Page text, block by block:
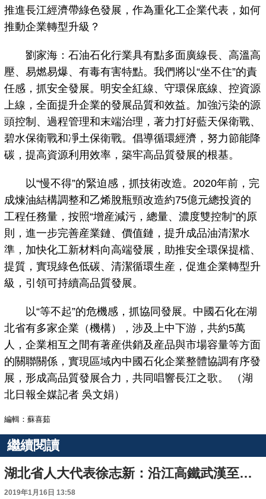
推進長江經濟帶綠色發展，作為重化工企業代表，如何
推動企業轉型升級？
劉家海：石油石化行業具有點多面廣線長、高溫高
壓、易燃易爆、有毒有害特點。我們將以“坐不住”的責
任感，抓安全發展。明安全紅線、守環保底線、控資源
上線，全面提升企業的發展品質和效益。加強污染的源
頭控制、過程管理和末端治理，著力打好藍天保衛戰、
碧水保衛戰和凈土保衛戰。倡導循環經濟，努力節能降
碳，提高資源利用效率，築牢高品質發展的根基。
以“慢不得”的緊迫感，抓技術改造。2020年前，完
成煉油結構調整和乙烯脫瓶頸改造約75億元總投資的
工程任務量，按照“增産減污，總量、濃度雙控制”的原
則，進一步完善産業鏈、價值鏈，提升成品油清潔水
準，加快化工新材料向高端發展，助推安全環保提檔、
提質，實現綠色低碳、清潔循環生産，促進企業轉型升
級，引領可持續高品質發展。
以“等不起”的危機感，抓協同發展。中國石化在湖
北省有多家企業（機構），涉及上中下游，共約5萬
人，企業相互之間有著産供銷及産品與市場容量等方面
的關聯關係，實現區域內中國石化企業整體協調有序發
展，形成高品質發展合力，共同唱響長江之歌。 （湖
北日報全媒記者 吳文娟）
編輯：蘇喜茹
繼續閱讀
湖北省人大代表徐志新：沿江高鐵武漢至合肥段在羅田設站
2019年1月16日 13:58